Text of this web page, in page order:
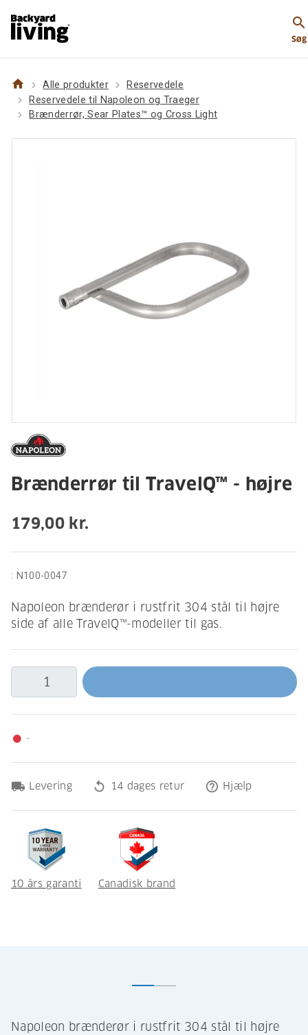
search
Søg
til-napoleon-og-traeger/braenderroer-sear-platestm-
og-cross-light/braenderroer-til-travelqtm-hoejre
home Alle produkter
Reservedele
Reservedele til Napoleon og Traeger
Brænderrør, Sear Plates™ og Cross Light
Brænderrør til TravelQ™ - højre
179,00 kr.
: N100-0047
Napoleon brænderør i rustfrit 304 stål til højre
side af alle TravelQ™-modeller til gas.
fiber_manual_record -
local_shipping Levering replay 14 dages retur help_outline Hjælp
10 års garanti Canadisk brand
Napoleon brænderør i rustfrit 304 stål til højre